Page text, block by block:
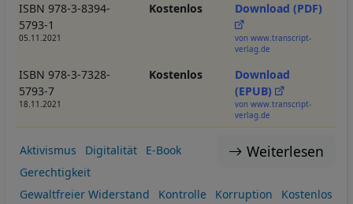
ISBN 978-3-8394-
5793-1
05.11.2021
Kostenlos Download (PDF)
von www.transcript-
verlag.de
ISBN 978-3-7328-
5793-7
18.11.2021
Kostenlos
Download
(EPUB)
von www.transcript-
verlag.de
Weiterlesen
Aktivismus Digitalität
E-Book
Gerechtigkeit
Gewaltfreier Widerstand
Kontrolle Korruption
Kostenlos